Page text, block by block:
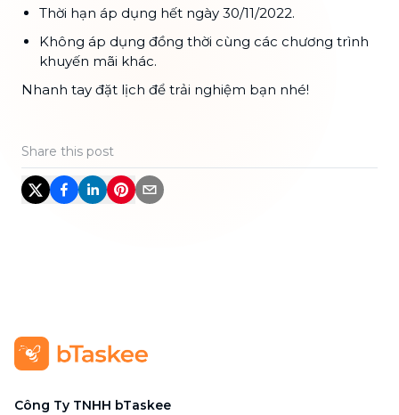
Thời hạn áp dụng hết ngày 30/11/2022.
Không áp dụng đồng thời cùng các chương trình
khuyến mãi khác.
Nhanh tay đặt lịch để trải nghiệm bạn nhé!
Share this post
Công Ty TNHH bTaskee